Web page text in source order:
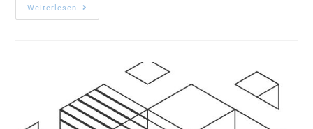
Weiterlesen